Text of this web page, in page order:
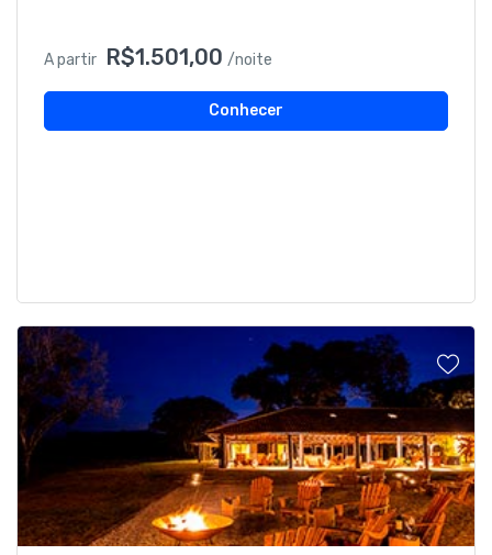
A partir R$1.501,00 /noite
Conhecer